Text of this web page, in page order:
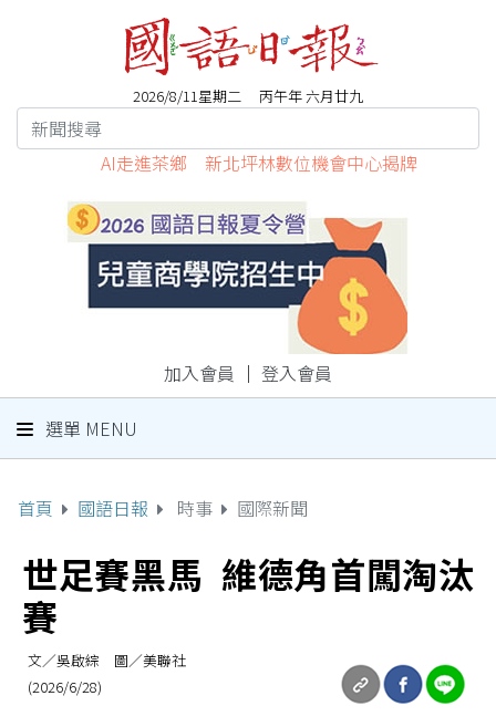
2026/8/11星期二 丙午年 六月廿九
AI走進茶鄉 新北坪林數位機會中心揭牌
加入會員 ｜ 登入會員
選單 MENU
首頁 國語日報 時事 國際新聞
世足賽黑馬 維德角首闖淘汰
賽
文／吳啟綜 圖／美聯社
(2026/6/28)